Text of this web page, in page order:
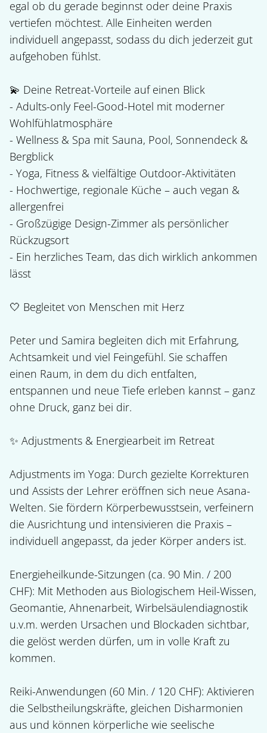
egal ob du gerade beginnst oder deine Praxis
vertiefen möchtest. Alle Einheiten werden
individuell angepasst, sodass du dich jederzeit gut
aufgehoben fühlst.
💫 Deine Retreat-Vorteile auf einen Blick
- Adults-only Feel-Good-Hotel mit moderner
Wohlfühlatmosphäre
- Wellness & Spa mit Sauna, Pool, Sonnendeck &
Bergblick
- Yoga, Fitness & vielfältige Outdoor-Aktivitäten
- Hochwertige, regionale Küche – auch vegan &
allergenfrei
- Großzügige Design-Zimmer als persönlicher
Rückzugsort
- Ein herzliches Team, das dich wirklich ankommen
lässt
🤍 Begleitet von Menschen mit Herz
Peter und Samira begleiten dich mit Erfahrung,
Achtsamkeit und viel Feingefühl. Sie schaffen
einen Raum, in dem du dich entfalten,
entspannen und neue Tiefe erleben kannst – ganz
ohne Druck, ganz bei dir.
✨ Adjustments & Energiearbeit im Retreat
Adjustments im Yoga: Durch gezielte Korrekturen
und Assists der Lehrer eröffnen sich neue Asana-
Welten. Sie fördern Körperbewusstsein, verfeinern
die Ausrichtung und intensivieren die Praxis –
individuell angepasst, da jeder Körper anders ist.
Energieheilkunde-Sitzungen (ca. 90 Min. / 200
CHF): Mit Methoden aus Biologischem Heil-Wissen,
Geomantie, Ahnenarbeit, Wirbelsäulendiagnostik
u.v.m. werden Ursachen und Blockaden sichtbar,
die gelöst werden dürfen, um in volle Kraft zu
kommen.
Reiki-Anwendungen (60 Min. / 120 CHF): Aktivieren
die Selbstheilungskräfte, gleichen Disharmonien
aus und können körperliche wie seelische